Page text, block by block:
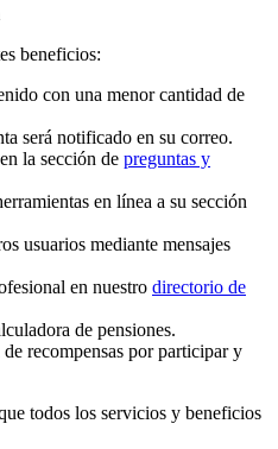
beneficios:
con una menor cantidad de
será notificado en su correo.
la sección de preguntas y
en línea a su sección
usuarios mediante mensajes
en nuestro directorio de
de pensiones.
recompensas por participar y
todos los servicios y beneficios